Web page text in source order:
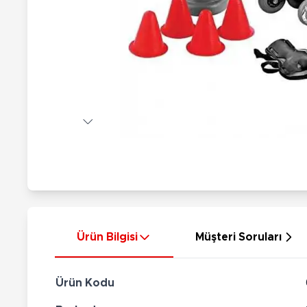
Nerf
Silahlar
Silah Setleri
Ürün Bilgisi Müşteri Soruları
Ürün Kodu